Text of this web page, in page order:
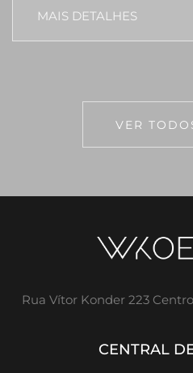
MAIS DETALHES
VER
Rua Vítor Konder 223
CENTRAL